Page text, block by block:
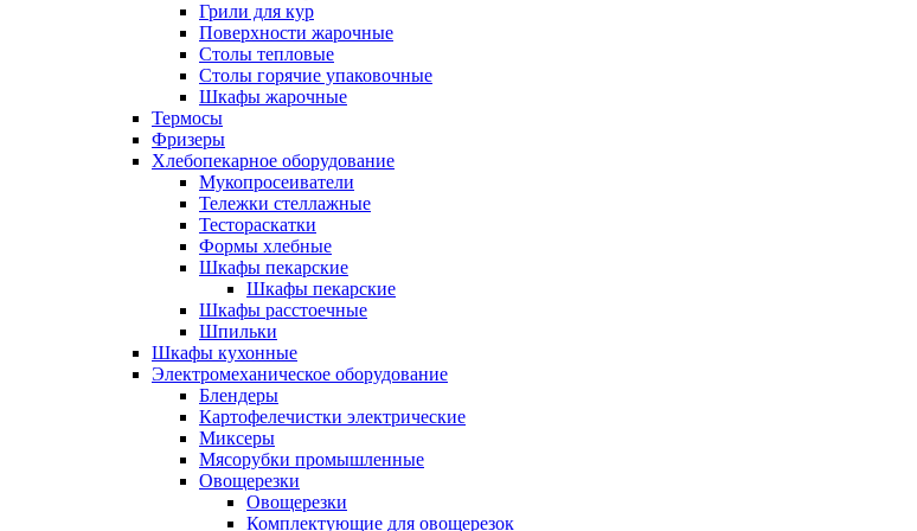
Грили для кур
Поверхности жарочные
Столы тепловые
Столы горячие упаковочные
Шкафы жарочные
Термосы
Фризеры
Хлебопекарное оборудование
Мукопросеиватели
Тележки стеллажные
Тестораскатки
Формы хлебные
Шкафы пекарские
Шкафы пекарские
Шкафы расстоечные
Шпильки
Шкафы кухонные
Электромеханическое оборудование
Блендеры
Картофелечистки электрические
Миксеры
Мясорубки промышленные
Овощерезки
Овощерезки
Комплектующие для овощерезок